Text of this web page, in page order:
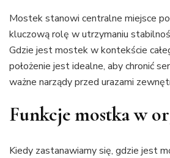
Mostek stanowi centralne miejsce
kluczową rolę w utrzymaniu
Gdzie jest mostek w kontekście
położenie jest idealne, aby chronić
ważne narządy przed urazami
Funkcje mostka w
Kiedy zastanawiamy się, gdzie jest